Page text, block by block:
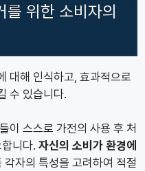
를 위한 소비자의
대해 인식하고, 효과적으로
수 있습니다.
이 스스로 가전의 사용 후 처
니다. 자신의 소비가 환경에
자의 특성을 고려하여 적절